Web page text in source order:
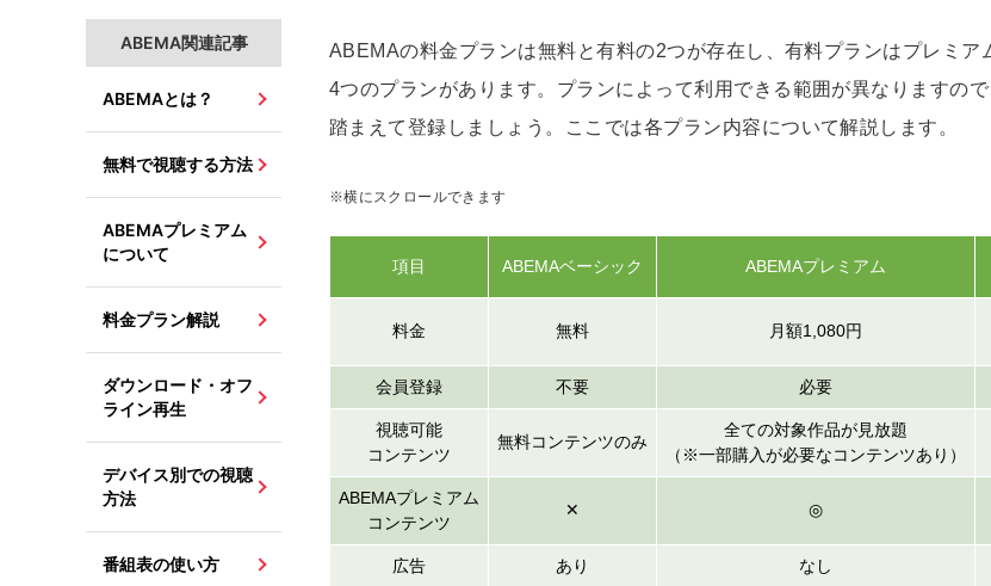
ABEMA関連記事
ABEMAとは？
無料で視聴する方法
ABEMAプレミアム
について
料金プラン解説
ダウンロード・オフ
ライン再生
デバイス別での視聴
方法
番組表の使い方
ABEMAの料金プランは無料と有料の2つが存在し、有料プランはプレミア
4つのプランがあります。プランによって利用できる範囲が異なりますの
踏まえて登録しましょう。ここでは各プラン内容について解説します。
※横にスクロールできます
項目 ABEMAベーシック ABEMAプレミアム
料金 無料 月額1,080円
会員登録 不要 必要
視聴可能
コンテンツ
無料コンテンツのみ
全ての対象作品が見放題
（※一部購入が必要なコンテンツあり）
ABEMAプレミアム
コンテンツ
✕ ◎
広告 あり なし